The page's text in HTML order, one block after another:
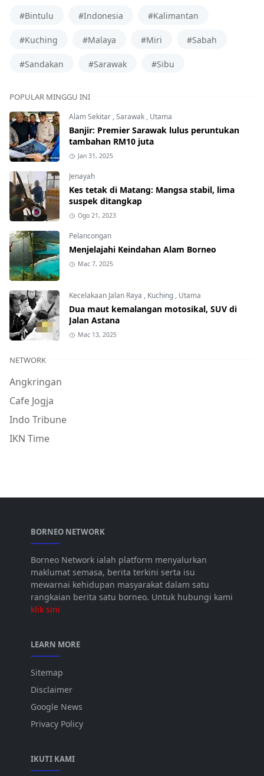
#Bintulu #Indonesia #Kalimantan
#Kuching #Malaya #Miri #Sabah
#Sandakan #Sarawak #Sibu
POPULAR MINGGU INI
Alam Sekitar,Sarawak, Utama
Banjir: Premier Sarawak lulus peruntukan
tambahan RM10 juta
Jan 31, 2025
Jenayah
Kes tetak di Matang: Mangsa stabil, lima
suspek ditangkap
Ogo 21, 2023
Pelancongan
Menjelajahi Keindahan Alam Borneo
Mac 7, 2025
Kecelakaan Jalan Raya , Kuching, Utama
Dua maut kemalangan motosikal, SUV di
Jalan Astana
Mac 13, 2025
NETWORK
Angkringan
Cafe Jogja
Indo Tribune
IKN Time
BORNEO NETWORK
Borneo Network ialah platform menyalurkan
maklumat semasa, berita terkini serta isu
mewarnai kehidupan masyarakat dalam satu
rangkaian berita satu borneo. Untuk hubungi kami
klik sini
LEARN MORE
Sitemap
Disclaimer
Google News
Privacy Policy
IKUTI KAMI